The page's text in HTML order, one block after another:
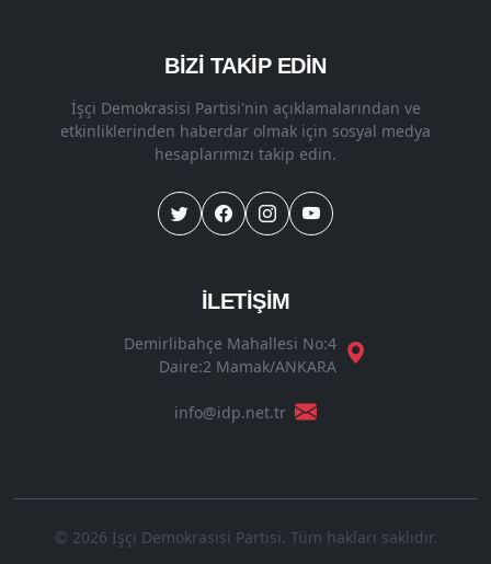
BİZİ TAKİP EDİN
İşçi Demokrasisi Partisi'nin açıklamalarından ve
etkinliklerinden haberdar olmak için sosyal medya
hesaplarımızı takip edin.
İLETİŞİM
Demirlibahçe Mahallesi No:4
Daire:2 Mamak/ANKARA
info@idp.net.tr
© 2026 İşçi Demokrasisi Partisi. Tüm hakları saklıdır.